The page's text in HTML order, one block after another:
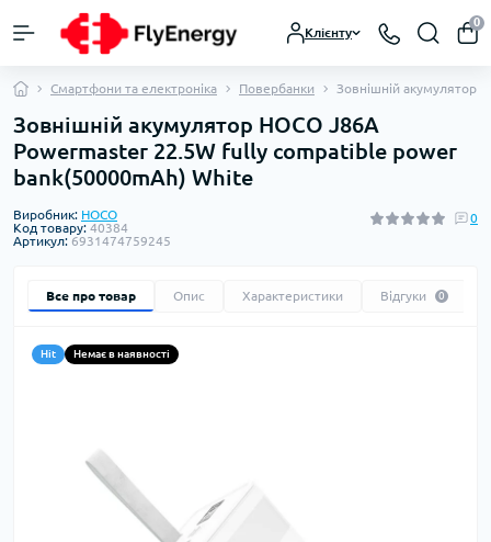
Клієнту
0
Смартфони та електроніка Повербанки Зовнішній акумулятор
Зовнішній акумулятор HOCO J86A
Powermaster 22.5W fully compatible power
bank(50000mAh) White
Виробник: HOCO
Код товару: 40384
Артикул: 6931474759245
0
Все про товар Опис Характеристики Відгуки 0
Hit Немає в наявності